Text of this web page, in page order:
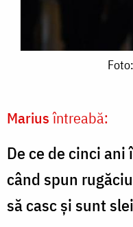
Nechifor
Mariusîntreabă:
De ce de cinci
când spun
să casc și sunt